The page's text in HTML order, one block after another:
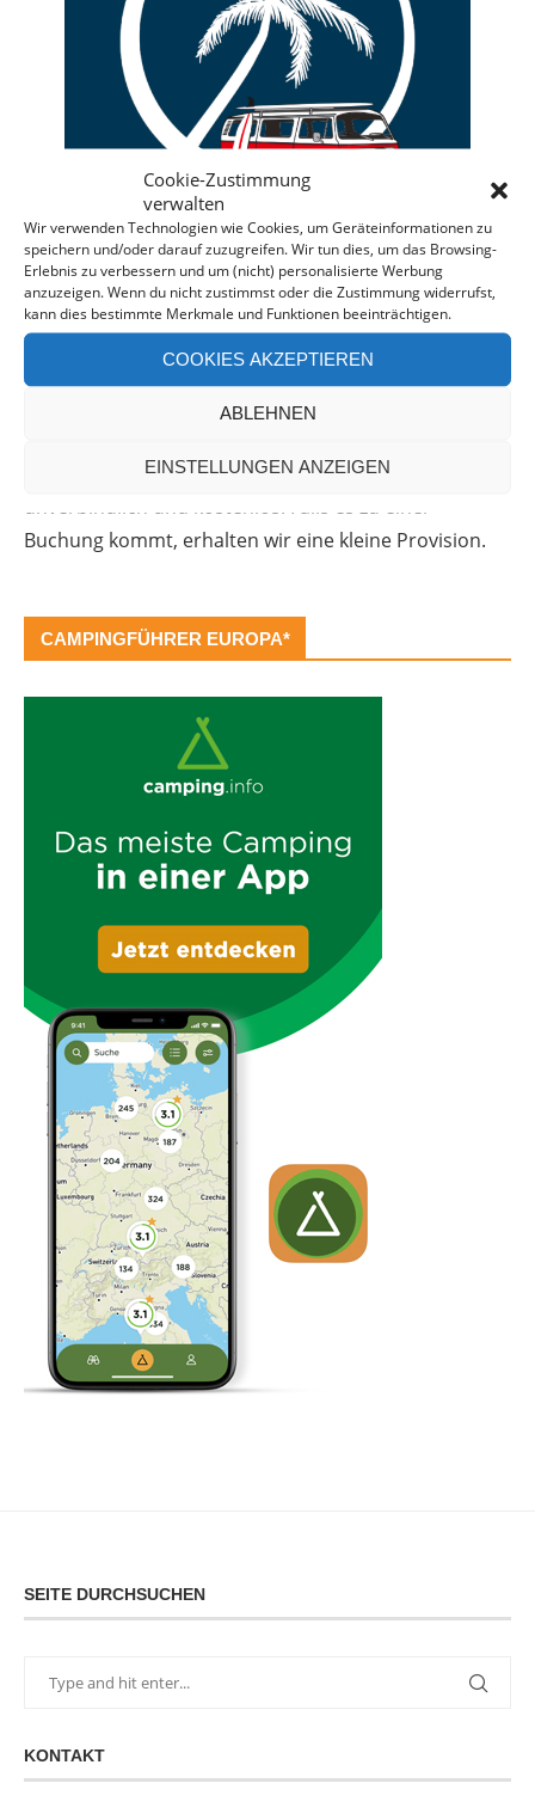
Cookie-Zustimmung
verwalten
Wir verwenden Technologien wie Cookies, um Geräteinformationen zu
speichern und/oder darauf zuzugreifen. Wir tun dies, um das Browsing-
Erlebnis zu verbessern und um (nicht) personalisierte Werbung
anzuzeigen. Wenn du nicht zustimmst oder die Zustimmung widerrufst,
kann dies bestimmte Merkmale und Funktionen beeinträchtigen.
COOKIES AKZEPTIEREN
ABLEHNEN
EINSTELLUNGEN ANZEIGEN
Deine individuelle Beratung bei der Campermiete
in Deutschland und Europa.
Bei einer Anfrage über diesen Banner erhältst Du
Offenlegung: Die Anfrage bei der Camper Oase ist
unverbindlich und kostenlos. Falls es zu einer
Buchung kommt, erhalten wir eine kleine Provision.
CAMPINGFÜHRER EUROPA*
SEITE DURCHSUCHEN
KONTAKT